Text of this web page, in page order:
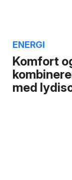
Komfort
med
ENERGI